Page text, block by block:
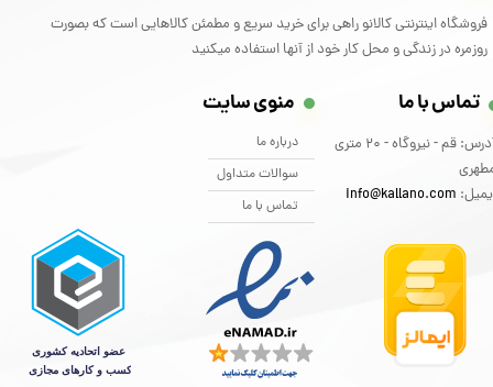
فروشگاه اینترنتی کالانو راهی برای خرید سریع و مطمئن کالاهایی است که بصورت
روزمره در زندگی و محل کار خود از آنها استفاده میکنید
تماس با ما
آدرس: قم - نیروگاه - 20 متری
info@kallano.com​​​​​​​
منوی سایت
درباره ما
سوالات متداول
تماس با ما